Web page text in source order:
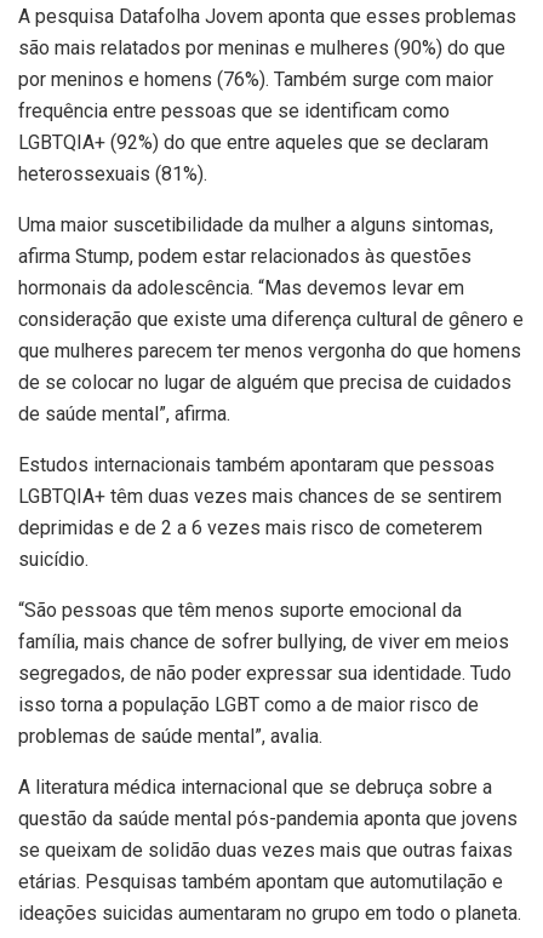
A pesquisa Datafolha Jovem aponta que esses problemas
são mais relatados por meninas e mulheres (90%) do que
por meninos e homens (76%). Também surge com maior
frequência entre pessoas que se identificam como
LGBTQIA+ (92%) do que entre aqueles que se declaram
heterossexuais (81%).
Uma maior suscetibilidade da mulher a alguns sintomas,
afirma Stump, podem estar relacionados às questões
hormonais da adolescência. “Mas devemos levar em
consideração que existe uma diferença cultural de gênero e
que mulheres parecem ter menos vergonha do que homens
de se colocar no lugar de alguém que precisa de cuidados
de saúde mental”, afirma.
Estudos internacionais também apontaram que pessoas
LGBTQIA+ têm duas vezes mais chances de se sentirem
deprimidas e de 2 a 6 vezes mais risco de cometerem
suicídio.
“São pessoas que têm menos suporte emocional da
família, mais chance de sofrer bullying, de viver em meios
segregados, de não poder expressar sua identidade. Tudo
isso torna a população LGBT como a de maior risco de
problemas de saúde mental”, avalia.
A literatura médica internacional que se debruça sobre a
questão da saúde mental pós-pandemia aponta que jovens
se queixam de solidão duas vezes mais que outras faixas
etárias. Pesquisas também apontam que automutilação e
ideações suicidas aumentaram no grupo em todo o planeta.